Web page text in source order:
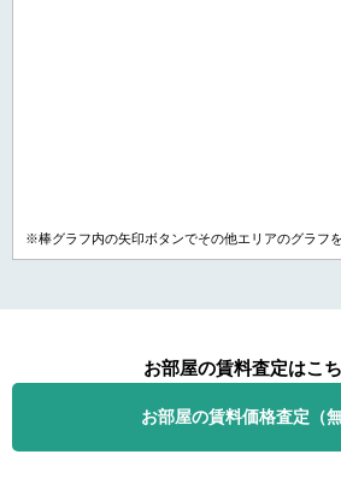
※棒グラフ内の矢印ボタンでその他エリアのグラフ
お部屋の賃料査定はこ
お部屋の賃料価格査定（無